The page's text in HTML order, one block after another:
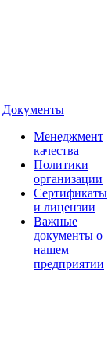
Документы
Менеджмент
качества
Политики
организации
Сертификаты
и лицензии
Важные
документы о
нашем
предприятии